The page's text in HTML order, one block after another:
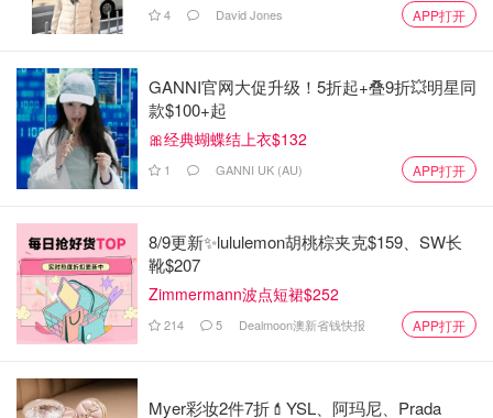
还有一双bling bling 细跟凉鞋，每次搭配小黑裙必穿，还有
跟凉鞋。 每一双质量都很好，穿着时间都是三年以上。
4 David Jones APP打开
GANNI官网大促升级！5折起+叠9折💥明星同
款$100+起
🎀经典蝴蝶结上衣$132
1 GANNI UK (AU) APP打开
8/9更新✨lululemon胡桃棕夹克$159、SW长
靴$207
Zimmermann波点短裙$252
214 5 Dealmoon澳新省钱快报 APP打开
Myer彩妆2件7折💄YSL、阿玛尼、Prada